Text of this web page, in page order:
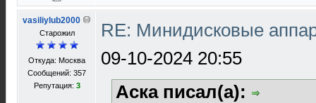
vasiliylub2000
Старожил
Откуда: Москва
Сообщений: 357
Репутация: 3
RE: Минидисковые
09-10-2024 20:55
Аска писал(а):